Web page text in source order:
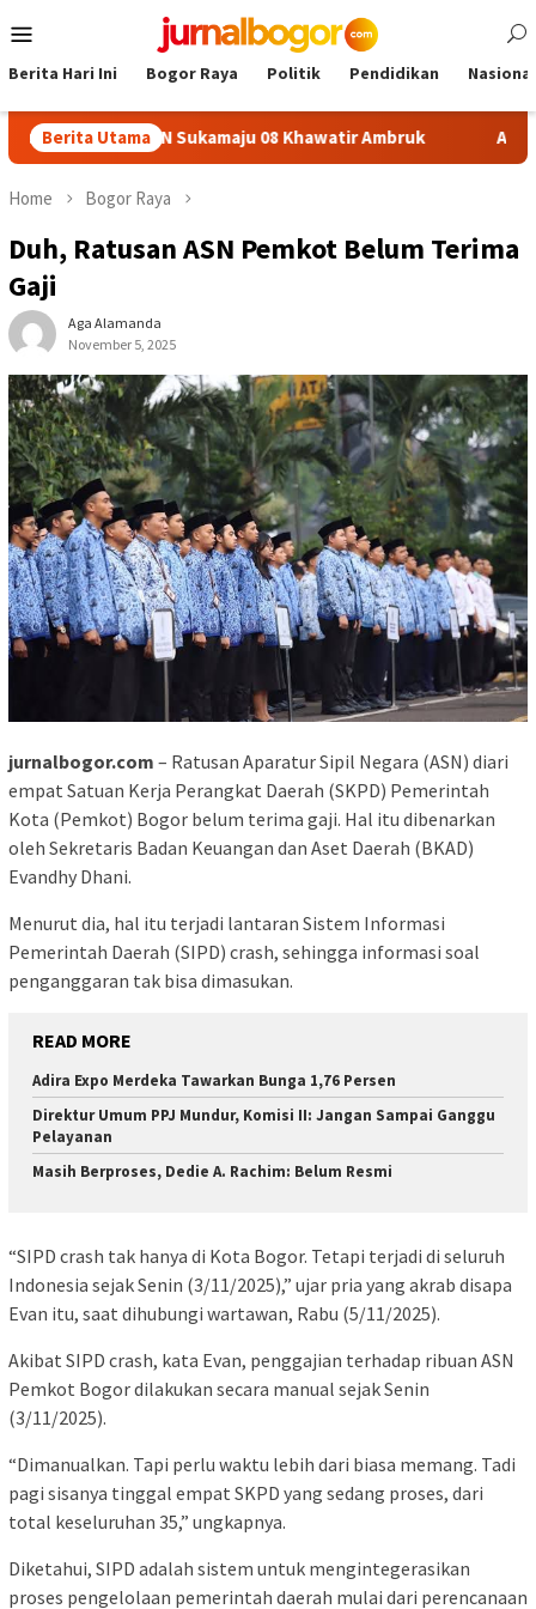
to
Menu
Berita Hari Ini Bogor Raya Politik Pendidikan Nasional
Berita Utama
SDN Sukamaju 08 Khawatir Ambruk Adira Expo
Home Bogor Raya
Duh, Ratusan ASN Pemkot Belum Terima
Gaji
Aga Alamanda
November 5, 2025
jurnalbogor.com – Ratusan Aparatur Sipil Negara (ASN) diari
empat Satuan Kerja Perangkat Daerah (SKPD) Pemerintah
Kota (Pemkot) Bogor belum terima gaji. Hal itu dibenarkan
oleh Sekretaris Badan Keuangan dan Aset Daerah (BKAD)
Evandhy Dhani.
Menurut dia, hal itu terjadi lantaran Sistem Informasi
Pemerintah Daerah (SIPD) crash, sehingga informasi soal
penganggaran tak bisa dimasukan.
READ MORE
Adira Expo Merdeka Tawarkan Bunga 1,76 Persen
Direktur Umum PPJ Mundur, Komisi II: Jangan Sampai Ganggu
Pelayanan
Masih Berproses, Dedie A. Rachim: Belum Resmi
“SIPD crash tak hanya di Kota Bogor. Tetapi terjadi di seluruh
Indonesia sejak Senin (3/11/2025),” ujar pria yang akrab disapa
Evan itu, saat dihubungi wartawan, Rabu (5/11/2025).
Akibat SIPD crash, kata Evan, penggajian terhadap ribuan ASN
Pemkot Bogor dilakukan secara manual sejak Senin
(3/11/2025).
“Dimanualkan. Tapi perlu waktu lebih dari biasa memang. Tadi
pagi sisanya tinggal empat SKPD yang sedang proses, dari
total keseluruhan 35,” ungkapnya.
Diketahui, SIPD adalah sistem untuk mengintegerasikan
proses pengelolaan pemerintah daerah mulai dari perencanaan